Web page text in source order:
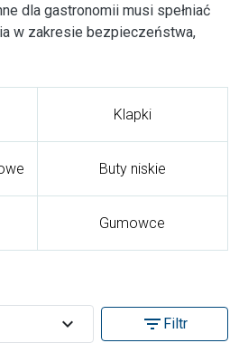
dla gastronomii musi spełniać
w zakresie bezpieczeństwa,
Klapki
Buty niskie
Gumowce
expand_more filter_list Filtr